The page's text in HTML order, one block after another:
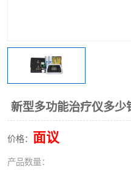
新型多功能治疗仪多少
价格： 面议
产品数量：